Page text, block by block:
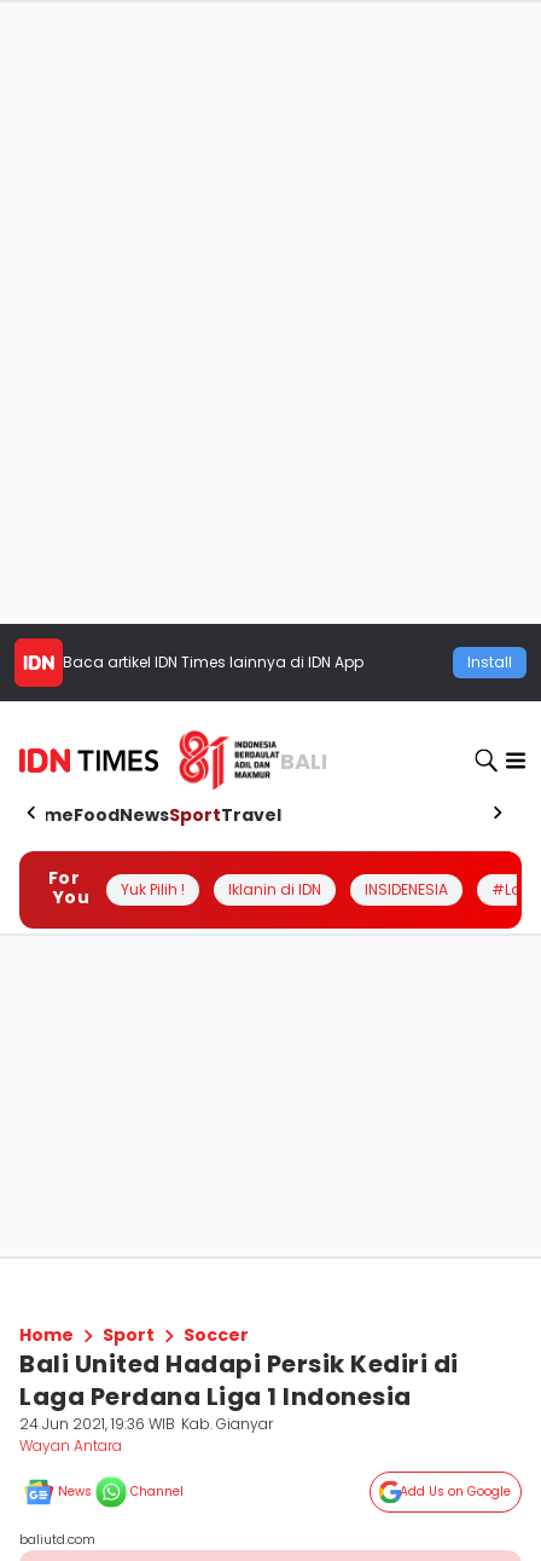
Baca artikel IDN Times lainnya di IDN App Install
BALI
HomeFoodNewsSportTravel
For
You
Yuk Pilih ! Iklanin di IDN INSIDENESIA
Home Sport Soccer
Bali United Hadapi Persik Kediri di
Laga Perdana Liga 1 Indonesia
24 Jun 2021, 19:36 WIB Kab. Gianyar
Wayan Antara
News Channel Add Us on Google
baliutd.com